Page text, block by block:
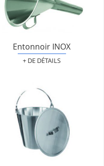
Entonnoir INOX
+ DE DÉTAILS